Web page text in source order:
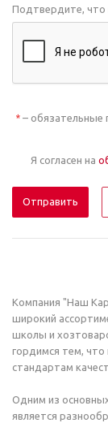
Подтвердите, что
* – обязательные
Я согласен на
Компания "Наш
широкий
школы и
гордимся тем,
стандартам
Одним из
является